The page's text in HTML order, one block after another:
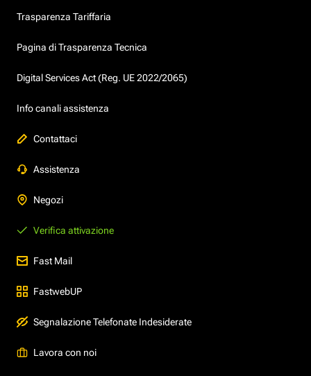
Trasparenza Tariffaria
Pagina di Trasparenza Tecnica
Digital Services Act (Reg. UE 2022/2065)
Info canali assistenza
Contattaci
Assistenza
Negozi
Verifica attivazione
Fast Mail
FastwebUP
Segnalazione Telefonate Indesiderate
Lavora con noi